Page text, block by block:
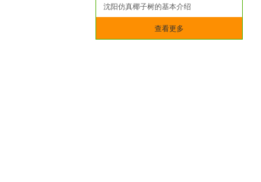
沈阳仿真椰子树的基本介绍
查看更多